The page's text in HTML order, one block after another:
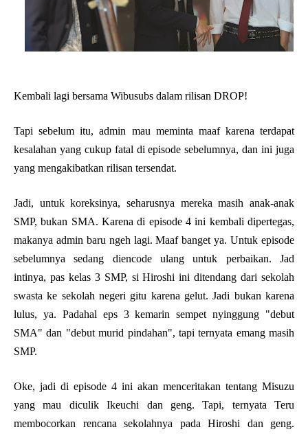
Kembali lagi bersama Wibusubs dalam rilisan DROP!
Tapi sebelum itu, admin mau meminta maaf karena terdapat
kesalahan yang cukup fatal di episode sebelumnya, dan ini juga
yang mengakibatkan rilisan tersendat.
Jadi, untuk koreksinya, seharusnya mereka masih anak-anak
SMP, bukan SMA. Karena di episode 4 ini kembali dipertegas,
makanya admin baru ngeh lagi. Maaf banget ya. Untuk episode
sebelumnya sedang diencode ulang untuk perbaikan. Jad
intinya, pas kelas 3 SMP, si Hiroshi ini ditendang dari sekolah
swasta ke sekolah negeri gitu karena gelut. Jadi bukan karena
lulus, ya. Padahal eps 3 kemarin sempet nyinggung "debut
SMA" dan "debut murid pindahan", tapi ternyata emang masih
SMP.
Oke, jadi di episode 4 ini akan menceritakan tentang Misuzu
yang mau diculik Ikeuchi dan geng. Tapi, ternyata Teru
membocorkan rencana sekolahnya pada Hiroshi dan geng.